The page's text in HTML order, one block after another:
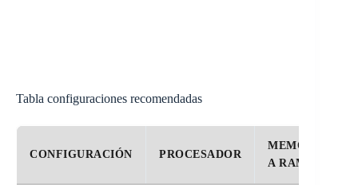
Tabla configuraciones recomendadas
CONFIGURACIÓN PROCESADOR
MEMORI
A RAM